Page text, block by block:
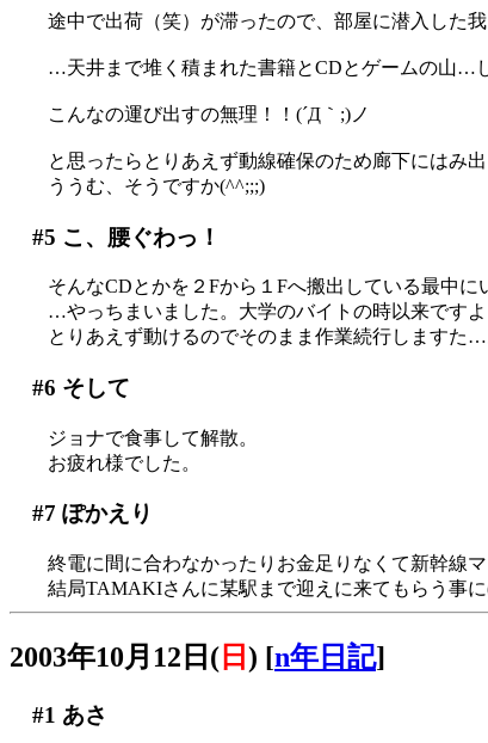
途中で出荷（笑）が滞ったので、部屋に潜入した
…天井まで堆く積まれた書籍とCDとゲームの山…
こんなの運び出すの無理！！(´Д｀;)ノ
と思ったらとりあえず動線確保のため廊下にはみ
ううむ、そうですか(^^;;;)
#5 こ、腰ぐわっ！
そんなCDとかを２Fから１Fへ搬出している最中に
…やっちまいました。大学のバイトの時以来ですよ
とりあえず動けるのでそのまま作業続行しますた…
#6 そして
ジョナで食事して解散。
お疲れ様でした。
#7 ぽかえり
終電に間に合わなかったりお金足りなくて新幹線
結局TAMAKIさんに某駅まで迎えに来てもらう事に
2003年10月12日( 日 ) [n年日記]
#1 あさ